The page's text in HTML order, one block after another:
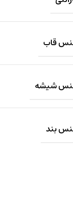
قاب
شیشه
بند